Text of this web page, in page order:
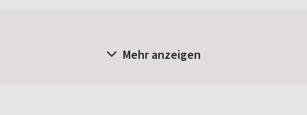
Mehr anzeigen